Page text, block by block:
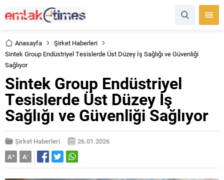
Anasayfa
Şirket Haberleri
Sintek Group Endüstriyel Tesislerde Üst Düzey İş Sağlığı ve Güvenliği
Sağlıyor
Sintek Group Endüstriyel
Tesislerde Üst Düzey İş
Sağlığı ve Güvenliği Sağlıyor
Şirket Haberleri
26.01.2026
A+ A-